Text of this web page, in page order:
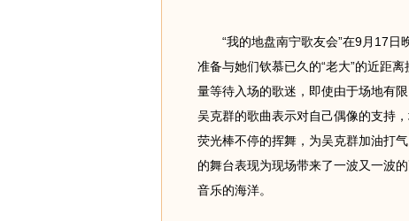
“我的地盘南宁歌友会”在9月17日
准备与她们钦慕已久的“老大”的近距
量等待入场的歌迷，即使由于场地有
吴克群的歌曲表示对自己偶像的支持
荧光棒不停的挥舞，为吴克群加油打
的舞台表现为现场带来了一波又一波
音乐的海洋。